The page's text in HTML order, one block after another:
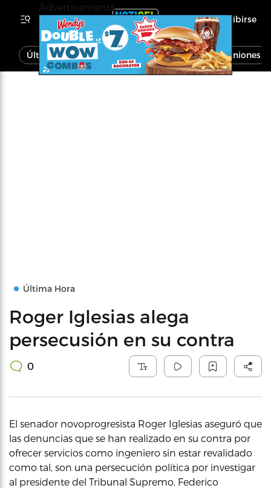
Inscribirse
Última Hora Noticias Economía Opiniones
Última Hora
Roger Iglesias alega
persecusión en su contra
0
El senador novoprogresista Roger Iglesias aseguró que
las denuncias que se han realizado en su contra por
ofrecer servicios como ingeniero sin estar revalidado
como tal, son una persecución política por investigar
al presidente del Tribunal Supremo, Federico
Advertisements